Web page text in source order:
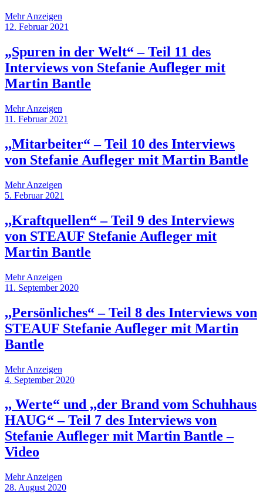
Mehr Anzeigen
12. Februar 2021
„Spuren in der Welt“ – Teil 11 des
Interviews von Stefanie Aufleger mit
Martin Bantle
Mehr Anzeigen
11. Februar 2021
,,Mitarbeiter“ – Teil 10 des Interviews
von Stefanie Aufleger mit Martin Bantle
Mehr Anzeigen
5. Februar 2021
,,Kraftquellen“ – Teil 9 des Interviews
von STEAUF Stefanie Aufleger mit
Martin Bantle
Mehr Anzeigen
11. September 2020
,,Persönliches“ – Teil 8 des Interviews von
STEAUF Stefanie Aufleger mit Martin
Bantle
Mehr Anzeigen
4. September 2020
,, Werte“ und ,,der Brand vom Schuhhaus
HAUG“ – Teil 7 des Interviews von
Stefanie Aufleger mit Martin Bantle –
Video
Mehr Anzeigen
28. August 2020